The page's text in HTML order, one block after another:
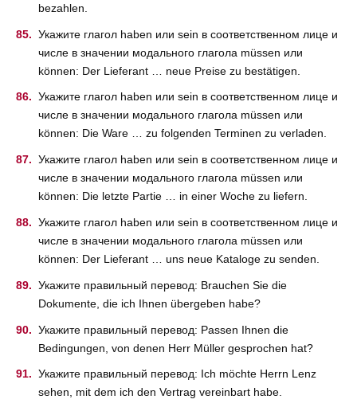
bezahlen.
Укажите глагол haben или sein в соответственном лице и
числе в значении модального глагола müssen или
können: Der Lieferant … neue Preise zu bestätigen.
Укажите глагол haben или sein в соответственном лице и
числе в значении модального глагола müssen или
können: Die Ware … zu folgenden Terminen zu verladen.
Укажите глагол haben или sein в соответственном лице и
числе в значении модального глагола müssen или
können: Die letzte Partie … in einer Woche zu liefern.
Укажите глагол haben или sein в соответственном лице и
числе в значении модального глагола müssen или
können: Der Lieferant … uns neue Kataloge zu senden.
Укажите правильный перевод: Brauchen Sie die
Dokumente, die ich Ihnen übergeben habe?
Укажите правильный перевод: Passen Ihnen die
Bedingungen, von denen Herr Müller gesprochen hat?
Укажите правильный перевод: Ich möchte Herrn Lenz
sehen, mit dem ich den Vertrag vereinbart habe.